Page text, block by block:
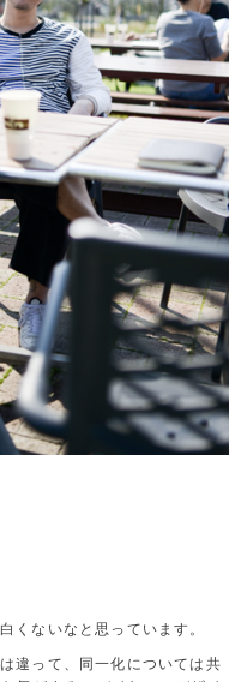
くないなと思っています。
違って、同一化については共